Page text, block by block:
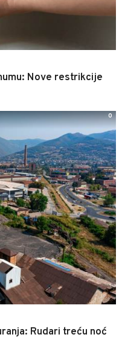
Nove restrikcije
Rudari treću noć
0